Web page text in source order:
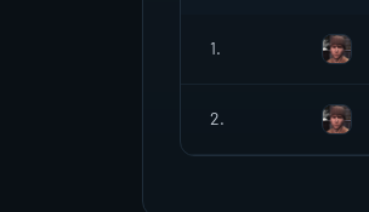
1.
2.